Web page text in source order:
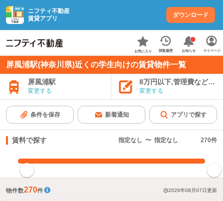
ニフティ不動産
賃貸アプリ
ダウンロード
お気に入り 閲覧履歴 お知らせ マイページ
屏風浦駅(神奈川県)近くの学生向けの賃貸物件一覧
屏風浦駅
変更する
8万円以下,管理費など込み
変更する
条件を保存 新着通知 アプリで探す
賃料で探す 指定なし 〜 指定なし 270件
物件数270件 2026年08月07日更新